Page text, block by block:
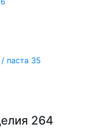
паста 35
264